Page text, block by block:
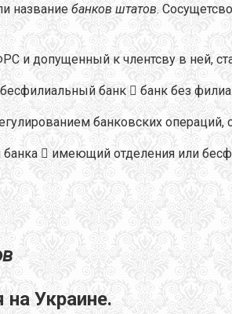
название банков штатов.
и допущенный к члентсву в ней,
банк  банк без
банковских
 имеющий отделения или
Украине.